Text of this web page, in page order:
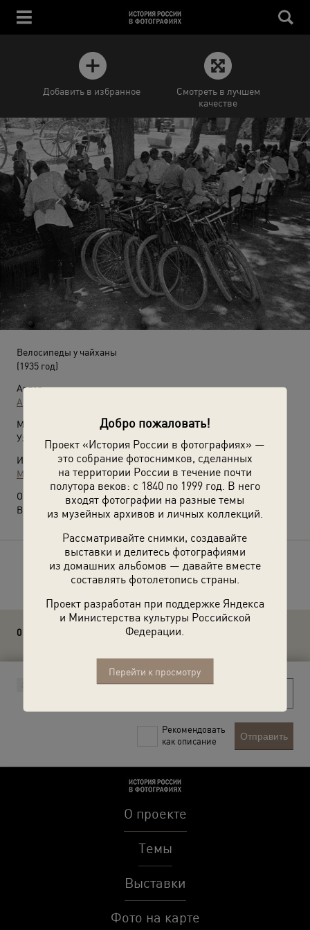
Добро пожаловать!
Проект «История России в фотографиях» —
это собрание фотоснимков, сделанных
на территории России в течение почти
полутора веков: с 1840 по 1999 год. В него
входят фотографии на разные темы
из музейных архивов и личных коллекций.
Рассматривайте снимки, создавайте
выставки и делитесь фотографиями
из домашних альбомов — давайте вместе
составлять фотолетопись страны.
Проект разработан при поддержке Яндекса
и Министерства культуры Российской
Федерации.
Перейти к просмотру
Добавить в избранное
Смотреть в лучшем
качестве
Велосипеды у чайханы
(1935 год)
Автор:
Аркадий Шайхет
Место съемки:
Узбекская ССР
Источники:
МАММ / МДФ
О фотографии:
Выставка «Жемчужина в оправе скал»с этой фотографией.
Расскажите друзьям об этом фото
0 комментариев
Рекомендовать
как описание
Отправить
О проекте
Темы
Выставки
Фото на карте